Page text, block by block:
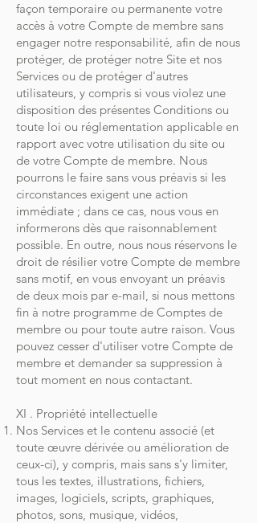
façon temporaire ou permanente votre
accès à votre Compte de membre sans
engager notre responsabilité, afin de nous
protéger, de protéger notre Site et nos
Services ou de protéger d'autres
utilisateurs, y compris si vous violez une
disposition des présentes Conditions ou
toute loi ou réglementation applicable en
rapport avec votre utilisation du site ou
de votre Compte de membre. Nous
pourrons le faire sans vous préavis si les
circonstances exigent une action
immédiate ; dans ce cas, nous vous en
informerons dès que raisonnablement
possible. En outre, nous nous réservons le
droit de résilier votre Compte de membre
sans motif, en vous envoyant un préavis
de deux mois par e-mail, si nous mettons
fin à notre programme de Comptes de
membre ou pour toute autre raison. Vous
pouvez cesser d'utiliser votre Compte de
membre et demander sa suppression à
tout moment en nous contactant.
XI . Propriété intellectuelle
Nos Services et le contenu associé (et
toute œuvre dérivée ou amélioration de
ceux-ci), y compris, mais sans s'y limiter,
tous les textes, illustrations, fichiers,
images, logiciels, scripts, graphiques,
photos, sons, musique, vidéos,